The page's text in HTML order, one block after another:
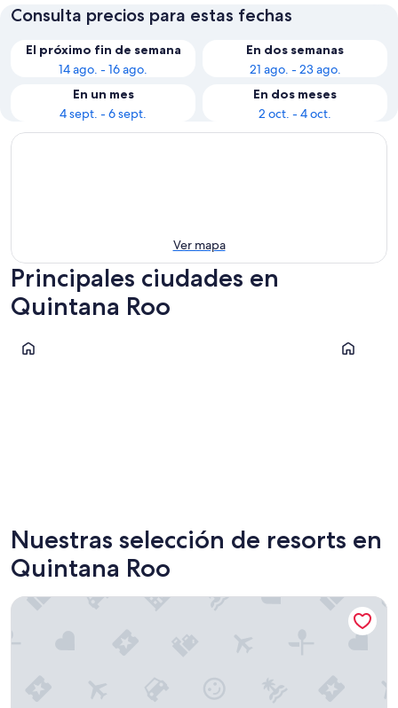
Consulta precios para estas fechas
El próximo fin de semana
14 ago. - 16 ago.
En dos semanas
21 ago. - 23 ago.
En un mes
4 sept. - 6 sept.
En dos meses
2 oct. - 4 oct.
Ver mapa
Principales ciudades en
Quintana Roo
Playa del Carmen Cancún
Nuestras selección de resorts en
Quintana Roo
Hotel Riu Palace Kukulkan - Adults Only - All Inclusive